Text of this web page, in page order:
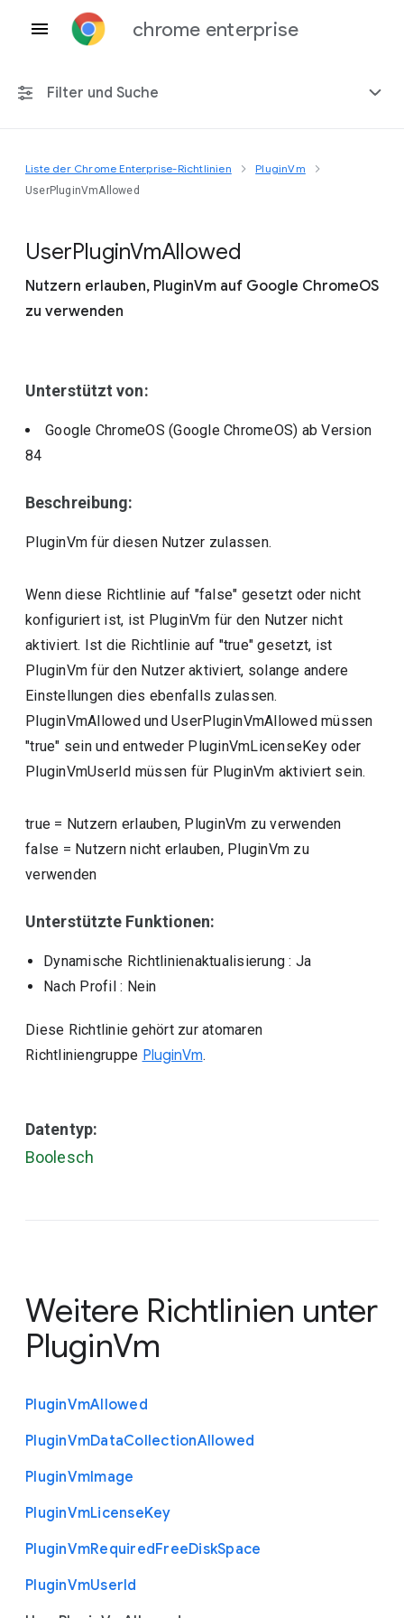
chrome enterprise
Filter und Suche
Alle Plattformen
Einschließlich eingestellter Richtlinien
Liste der Chrome Enterprise-Richtlinien PluginVm
UserPluginVmAllowed
UserPluginVmAllowed
Nutzern erlauben, PluginVm auf Google ChromeOS
zu verwenden
Unterstützt von:
Google ChromeOS (Google ChromeOS) ab Version
84
Beschreibung:
PluginVm für diesen Nutzer zulassen.
Wenn diese Richtlinie auf "false" gesetzt oder nicht
konfiguriert ist, ist PluginVm für den Nutzer nicht
aktiviert. Ist die Richtlinie auf "true" gesetzt, ist
PluginVm für den Nutzer aktiviert, solange andere
Einstellungen dies ebenfalls zulassen.
PluginVmAllowed und UserPluginVmAllowed müssen
"true" sein und entweder PluginVmLicenseKey oder
PluginVmUserId müssen für PluginVm aktiviert sein.
true = Nutzern erlauben, PluginVm zu verwenden
false = Nutzern nicht erlauben, PluginVm zu
verwenden
Unterstützte Funktionen:
Dynamische Richtlinienaktualisierung : Ja
Nach Profil : Nein
Diese Richtlinie gehört zur atomaren
Richtliniengruppe PluginVm.
Datentyp:
Boolesch
Weitere Richtlinien unter
PluginVm
PluginVmAllowed
PluginVmDataCollectionAllowed
PluginVmImage
PluginVmLicenseKey
PluginVmRequiredFreeDiskSpace
PluginVmUserId